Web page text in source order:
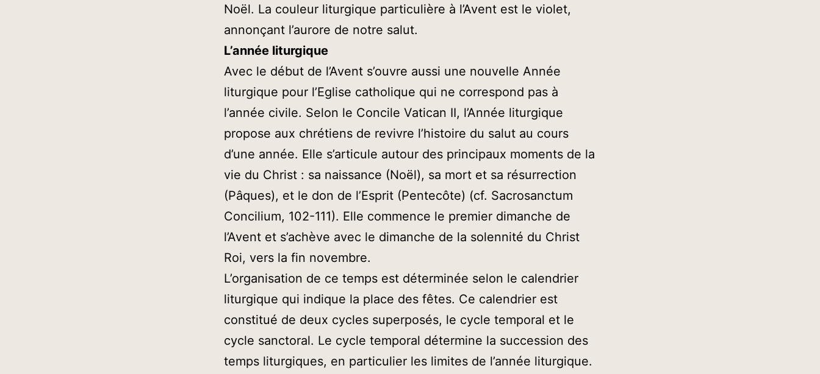
Noël. La couleur liturgique particulière à l’Avent est le violet,
annonçant l’aurore de notre salut.
L’année liturgique
Avec le début de l’Avent s’ouvre aussi une nouvelle Année
liturgique pour l’Eglise catholique qui ne correspond pas à
l’année civile. Selon le Concile Vatican II, l’Année liturgique
propose aux chrétiens de revivre l’histoire du salut au cours
d’une année. Elle s’articule autour des principaux moments de la
vie du Christ : sa naissance (Noël), sa mort et sa résurrection
(Pâques), et le don de l’Esprit (Pentecôte) (cf. Sacrosanctum
Concilium, 102-111). Elle commence le premier dimanche de
l’Avent et s’achève avec le dimanche de la solennité du Christ
Roi, vers la fin novembre.
L’organisation de ce temps est déterminée selon le calendrier
liturgique qui indique la place des fêtes. Ce calendrier est
constitué de deux cycles superposés, le cycle temporal et le
cycle sanctoral. Le cycle temporal détermine la succession des
temps liturgiques, en particulier les limites de l’année liturgique.